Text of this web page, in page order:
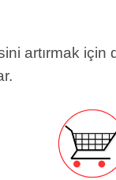
artırmak için